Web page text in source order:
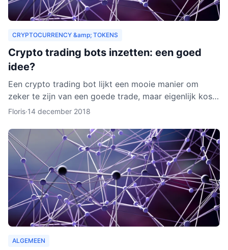
CRYPTOCURRENCY &amp; TOKENS
Crypto trading bots inzetten: een goed
idee?
Een crypto trading bot lijkt een mooie manier om
zeker te zijn van een goede trade, maar eigenlijk kost
het instellen van een bot nog aardig wat tijd en
Floris·14 december 2018
ALGEMEEN